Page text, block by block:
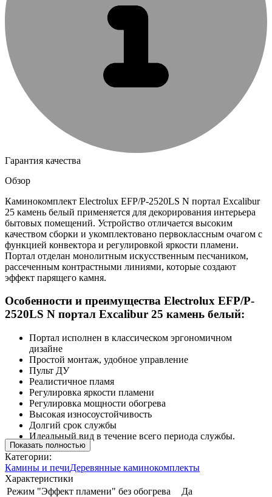
Гарантия качества
Обзор
Каминокомплект Electrolux EFP/P-2520LS N портал Excalibur
25 камень белый применяется для декорирования интерьера
бытовых помещений. Устройство отличается высоким
качеством сборки и укомплектовано первоклассным очагом с
функцией конвектора и регулировкой яркости пламени.
Портал отделан монолитным искусственным песчаником,
рассеченным контрастными линиями, которые создают
эффект парящего камня.
Особенности и преимущества Electrolux EFP/P-
2520LS N портал Excalibur 25 камень белый:
Портал исполнен в классическом эргономичном
дизайне
Простой монтаж, удобное управление
Пульт ДУ
Реалистичное пламя
Регулировка яркости пламени
Регулировка мощности обогрева
Высокая износоустойчивость
Долгий срок службы
Идеальный вид в течение всего периода службы.
Показать полностью
Категории:
Камины и печиДеревянные каминокомплекты
Характеристики
Режим "Эффект пламени" без обогрева
Да